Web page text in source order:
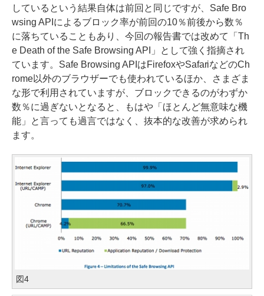
しているという結果自体は前回と同じですが、Safe Bro
wsing APIによるブロック率が前回の10％前後から数％
に落ちていることもあり、今回の報告書では改めて「Th
e Death of the Safe Browsing API」として強く指摘され
ています。Safe Browsing APIはFirefoxやSafariなどのCh
rome以外のブラウザーでも使われているほか、さまざま
な形で利用されていますが、ブロックできるのがわずか
数％に過ぎないとなると、もはや「ほとんど無意味な機
能」と言っても過言ではなく、抜本的な改善が求められ
ます。
図4